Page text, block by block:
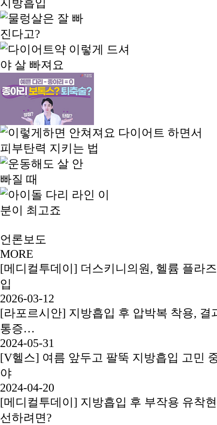
언론보도
MORE
[메디컬투데이] 더스키니의원, 헬륨 플라
입
2026-03-12
[라포르시안] 지방흡입 후 압박복 착용, 결
통증…
2024-05-31
[V헬스] 여름 앞두고 팔뚝 지방흡입 고민
야
2024-04-20
[메디컬투데이] 지방흡입 후 부작용 유착
선하려면?